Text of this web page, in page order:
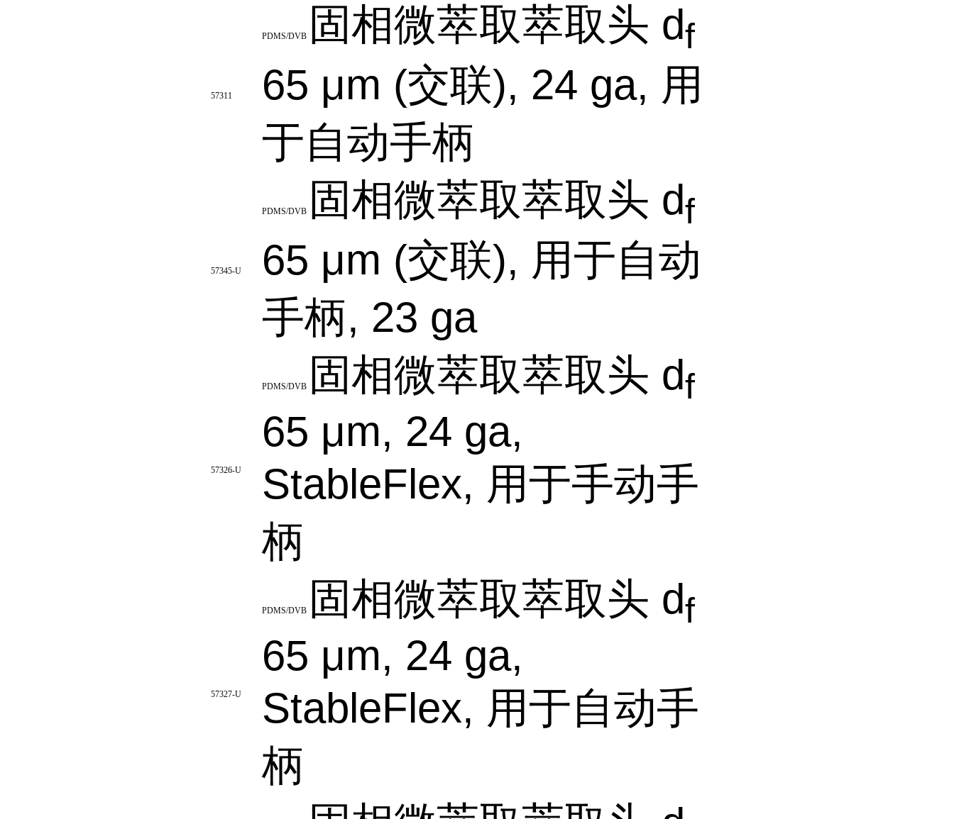
57311
PDMS/DVB 固相微萃取萃取头 df
65 μm (交联), 24 ga, 用
于自动手柄
57345-U
PDMS/DVB 固相微萃取萃取头 df
65 μm (交联), 用于自动
手柄, 23 ga
57326-U
PDMS/DVB 固相微萃取萃取头 df
65 μm, 24 ga,
StableFlex, 用于手动手
柄
57327-U
PDMS/DVB 固相微萃取萃取头 df
65 μm, 24 ga,
StableFlex, 用于自动手
柄